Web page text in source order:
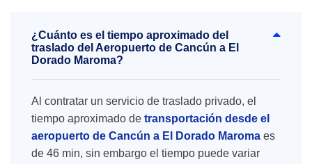
¿Cuánto es el tiempo aproximado del
traslado del Aeropuerto de Cancún a El
Dorado Maroma?
Al contratar un servicio de traslado privado, el
tiempo aproximado de transportación desde el
aeropuerto de Cancún a El Dorado Maroma es
de 46 min, sin embargo el tiempo puede variar